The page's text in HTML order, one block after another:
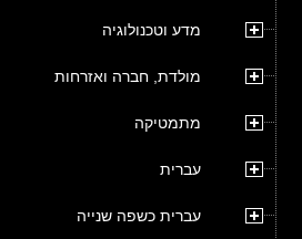
מדע וטכנולוגיה
מולדת, חברה ואזרחות
מתמטיקה
עברית
עברית כשפה שנייה